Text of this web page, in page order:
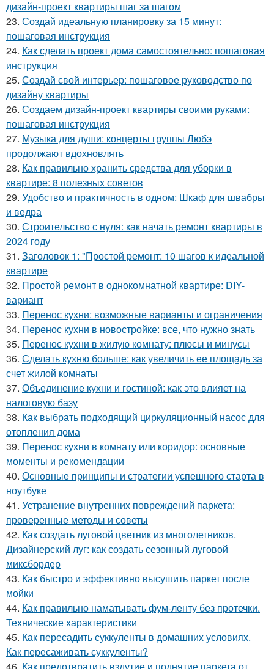
дизайн-проект квартиры шаг за шагом
23. Создай идеальную планировку за 15 минут:
пошаговая инструкция
24. Как сделать проект дома самостоятельно: пошаговая
инструкция
25. Создай свой интерьер: пошаговое руководство по
дизайну квартиры
26. Создаем дизайн-проект квартиры своими руками:
пошаговая инструкция
27. Музыка для души: концерты группы Любэ
продолжают вдохновлять
28. Как правильно хранить средства для уборки в
квартире: 8 полезных советов
29. Удобство и практичность в одном: Шкаф для швабры
и ведра
30. Строительство с нуля: как начать ремонт квартиры в
2024 году
31. Заголовок 1: "Простой ремонт: 10 шагов к идеальной
квартире
32. Простой ремонт в однокомнатной квартире: DIY-
вариант
33. Перенос кухни: возможные варианты и ограничения
34. Перенос кухни в новостройке: все, что нужно знать
35. Перенос кухни в жилую комнату: плюсы и минусы
36. Сделать кухню больше: как увеличить ее площадь за
счет жилой комнаты
37. Объединение кухни и гостиной: как это влияет на
налоговую базу
38. Как выбрать подходящий циркуляционный насос для
отопления дома
39. Перенос кухни в комнату или коридор: основные
моменты и рекомендации
40. Основные принципы и стратегии успешного старта в
ноутбуке
41. Устранение внутренних повреждений паркета:
проверенные методы и советы
42. Как создать луговой цветник из многолетников.
Дизайнерский луг: как создать сезонный луговой
миксбордер
43. Как быстро и эффективно высушить паркет после
мойки
44. Как правильно наматывать фум-ленту без протечки.
Технические характеристики
45. Как пересадить суккуленты в домашних условиях.
Как пересаживать суккуленты?